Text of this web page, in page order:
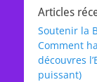
Articles
Soutenir la
Comment
découvres
puissant)